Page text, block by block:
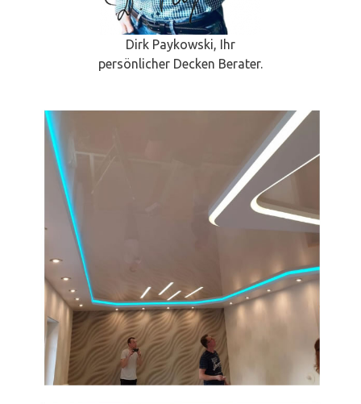
Dirk Paykowski, Ihr
persönlicher Decken Berater.